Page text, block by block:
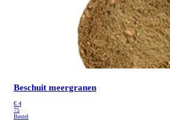
Beschuit meergranen
€ 4
75
Bestel